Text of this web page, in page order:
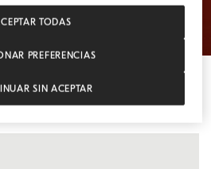
PREFERENCIAS
SIN ACEPTAR
TODAS